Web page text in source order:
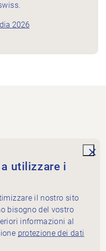
2026
utilizzare i
il nostro sito
bisogno del vostro
informazioni al
protezione dei dati